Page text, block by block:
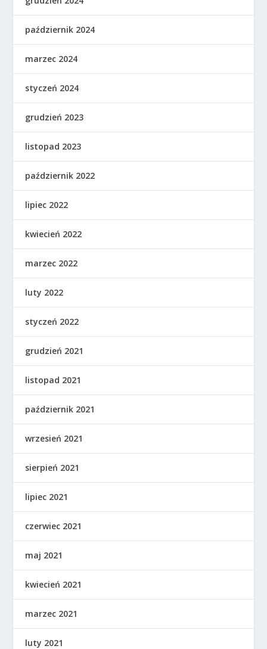
październik 2024
marzec 2024
styczeń 2024
grudzień 2023
listopad 2023
październik 2022
lipiec 2022
kwiecień 2022
marzec 2022
luty 2022
styczeń 2022
grudzień 2021
listopad 2021
październik 2021
wrzesień 2021
sierpień 2021
lipiec 2021
czerwiec 2021
maj 2021
kwiecień 2021
marzec 2021
luty 2021